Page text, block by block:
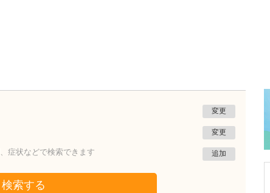
変更
変更
症状などで検索できます 追加
検索する